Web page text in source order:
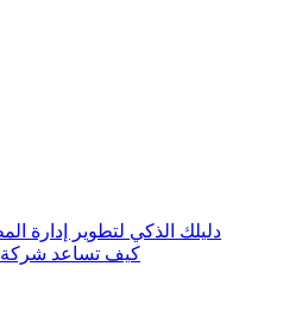
دليلك الذكي لتطوير إدارة
كيف تساعد شركة